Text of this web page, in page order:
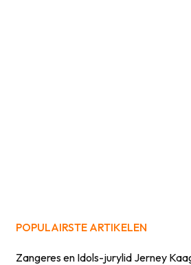
POPULAIRSTE ARTIKELEN
Zangeres en Idols-jurylid Jerney